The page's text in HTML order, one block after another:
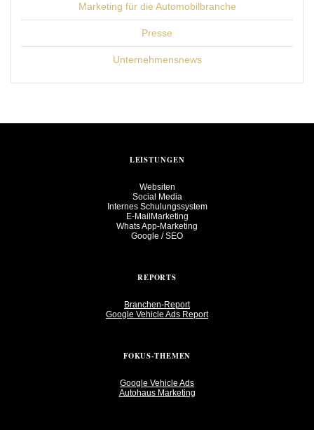
Marketing für die Automobilbranche
Presse
Unternehmensnews
LEISTUNGEN
Websiten
Social Media
Internes Schulungssystem
E-MailMarketing
Whats App-Marketing
Google / SEO
REPORTS
Branchen-Report
Google Vehicle Ads Report
FOKUS-THEMEN
Google Vehicle Ads
Autohaus Marketing